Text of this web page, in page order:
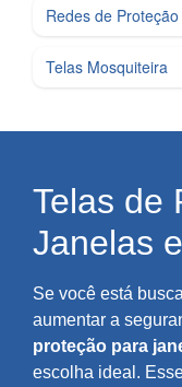
Redes de
Telas Mosquiteira
Telas de
Janelas
Se você está
aumentar a
proteção para
escolha ideal.